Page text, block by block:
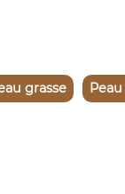
grasse